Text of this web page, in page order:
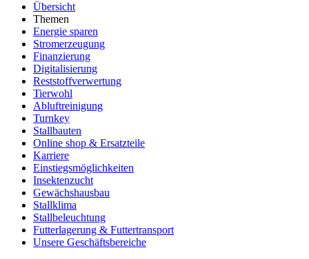
Übersicht
Themen
Energie sparen
Stromerzeugung
Finanzierung
Digitalisierung
Reststoffverwertung
Tierwohl
Abluftreinigung
Turnkey
Stallbauten
Online shop & Ersatzteile
Karriere
Einstiegsmöglichkeiten
Insektenzucht
Gewächshausbau
Stallklima
Stallbeleuchtung
Futterlagerung & Futtertransport
Unsere Geschäftsbereiche